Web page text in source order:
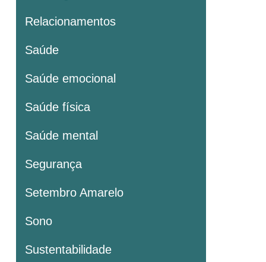
Relacionamentos
Saúde
Saúde emocional
Saúde física
Saúde mental
Segurança
Setembro Amarelo
Sono
Sustentabilidade